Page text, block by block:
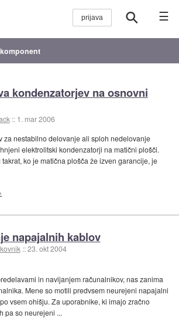
☰
kondenzatorjev na osnovni
:: 1. mar 2006
za nestabilno delovanje ali sploh nedelovanje
elektrolitski kondenzatorji na matični plošči.
ko je matična plošča že izven garancije, je
napajalnih kablov
::23. okt 2004
in navijanjem računalnikov, nas zanima
Mene so motili predvsem neurejeni napajalni
vsem ohišju. Za uporabnike, ki imajo zračno
pa so neurejeni ...